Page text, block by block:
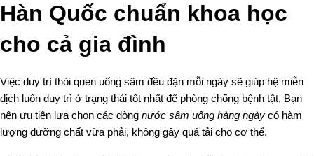
Hàn Quốc chuẩn khoa học
cho cả gia đình
Việc duy trì thói quen uống sâm đều đặn mỗi ngày sẽ giúp hệ miễn
dịch luôn duy trì ở trạng thái tốt nhất để phòng chống bệnh tật. Bạn
nên ưu tiên lựa chọn các dòng nước sâm uống hàng ngày có hàm
lượng dưỡng chất vừa phải, không gây quá tải cho cơ thể.